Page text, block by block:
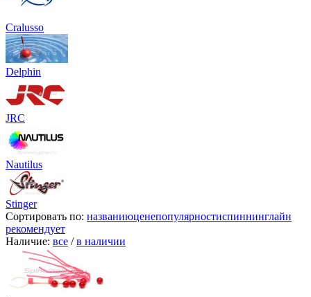
Cralusso
Delphin
JRC
Nautilus
Stinger
Сортировать по: названиюценепопулярностиспиннинглайн
рекомендует
Наличие: все /в наличии